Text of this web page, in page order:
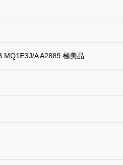
MQ1E3J/A A2889 極美品